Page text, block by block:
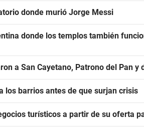
donde murió Jorge Messi
donde los templos también
a San Cayetano, Patrono del Pan y
los barrios antes de que surjan crisis
turísticos a partir de su oferta